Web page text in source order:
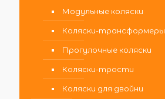
Модульные коляски
Коляски-трансформеры
Прогулочные коляски
Коляски-трости
Коляски для двойни